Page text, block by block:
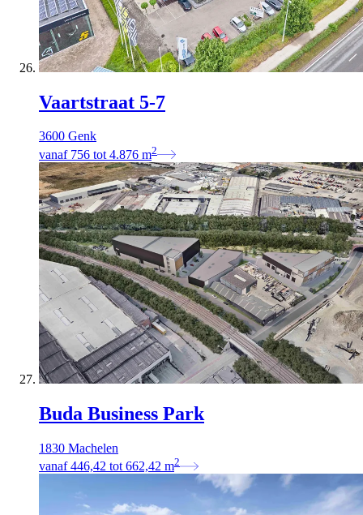
Vaartstraat 5-7
3600 Genk
vanaf 756 tot 4.876 m2
Buda Business Park
1830 Machelen
vanaf 446,42 tot 662,42 m2